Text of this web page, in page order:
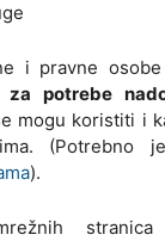
i pravne
za potrebe
mogu koristiti i
).
stranica